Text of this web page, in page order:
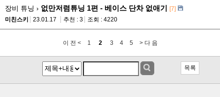
장비 튜닝 › 없만저렴튜닝 1편 - 베이스 단차 없애기 [7]
미친스키
23.01.17 추천 : 3 조회 : 4220
이 전 < 1 2 3 4 5 > 다 음
목록